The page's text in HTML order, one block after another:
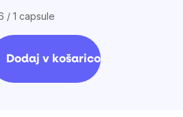
/ 1 capsule
Dodaj v košarico